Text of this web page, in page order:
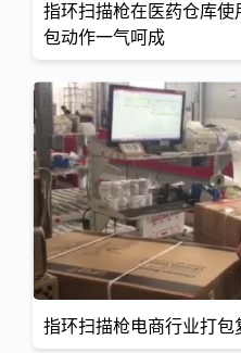
指环扫描枪在医药仓库
包动作一气呵成
指环扫描枪电商行业打包